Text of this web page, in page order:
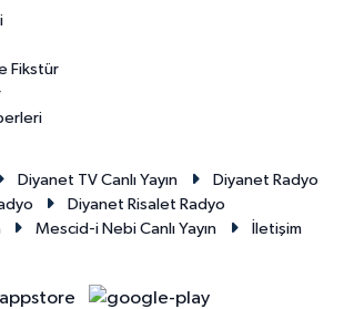
Fikstür
Diyanet TV Canlı Yayın
Diyanet Radyo
Diyanet Risalet Radyo
Mescid-i Nebi Canlı Yayın
İletişim